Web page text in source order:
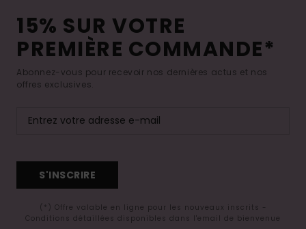
15% SUR VOTRE
PREMIÈRE COMMANDE*
Abonnez-vous pour recevoir nos dernières actus et nos
offres exclusives.
S'INSCRIRE
(*) Offre valable en ligne pour les nouveaux inscrits -
Conditions détaillées disponibles dans l'email de bienvenue